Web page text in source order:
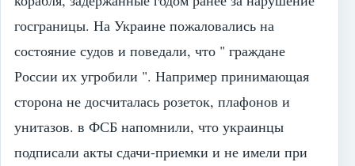
госграницы. На Украине пожаловались на
состояние судов и поведали, что " граждане
России их угробили ". Например принимающая
сторона не досчиталась розеток, плафонов и
унитазов. в ФСБ напомнили, что украинцы
подписали акты сдачи-приемки и не имели при